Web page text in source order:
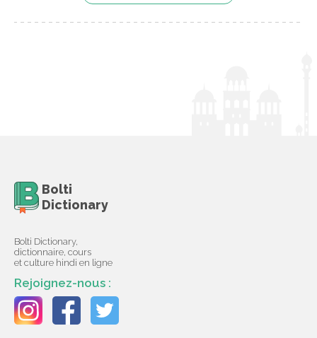
Bolti
Dictionary
Bolti Dictionary,
dictionnaire, cours
et culture hindi en ligne
Rejoignez-nous :